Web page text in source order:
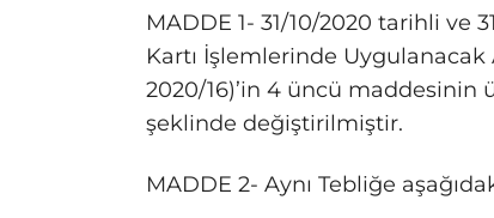
MADDE 1- 31/10/2020 tarihli ve
Kartı İşlemlerinde Uygulanacak
2020/16)’in 4 üncü maddesinin
şeklinde değiştirilmiştir.
MADDE 2- Aynı Tebliğe